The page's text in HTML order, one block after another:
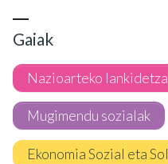
Gaiak
Nazioarteko lankidetza
Mugimendu sozialak
Ekonomia Sozial eta